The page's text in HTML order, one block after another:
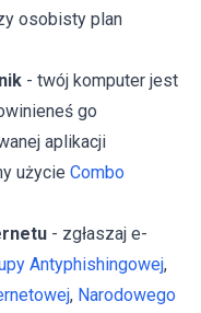
osobisty plan
- twój komputer jest
go
aplikacji
użycie Combo
- zgłaszaj e-
Antyphishingowej,
, Narodowego